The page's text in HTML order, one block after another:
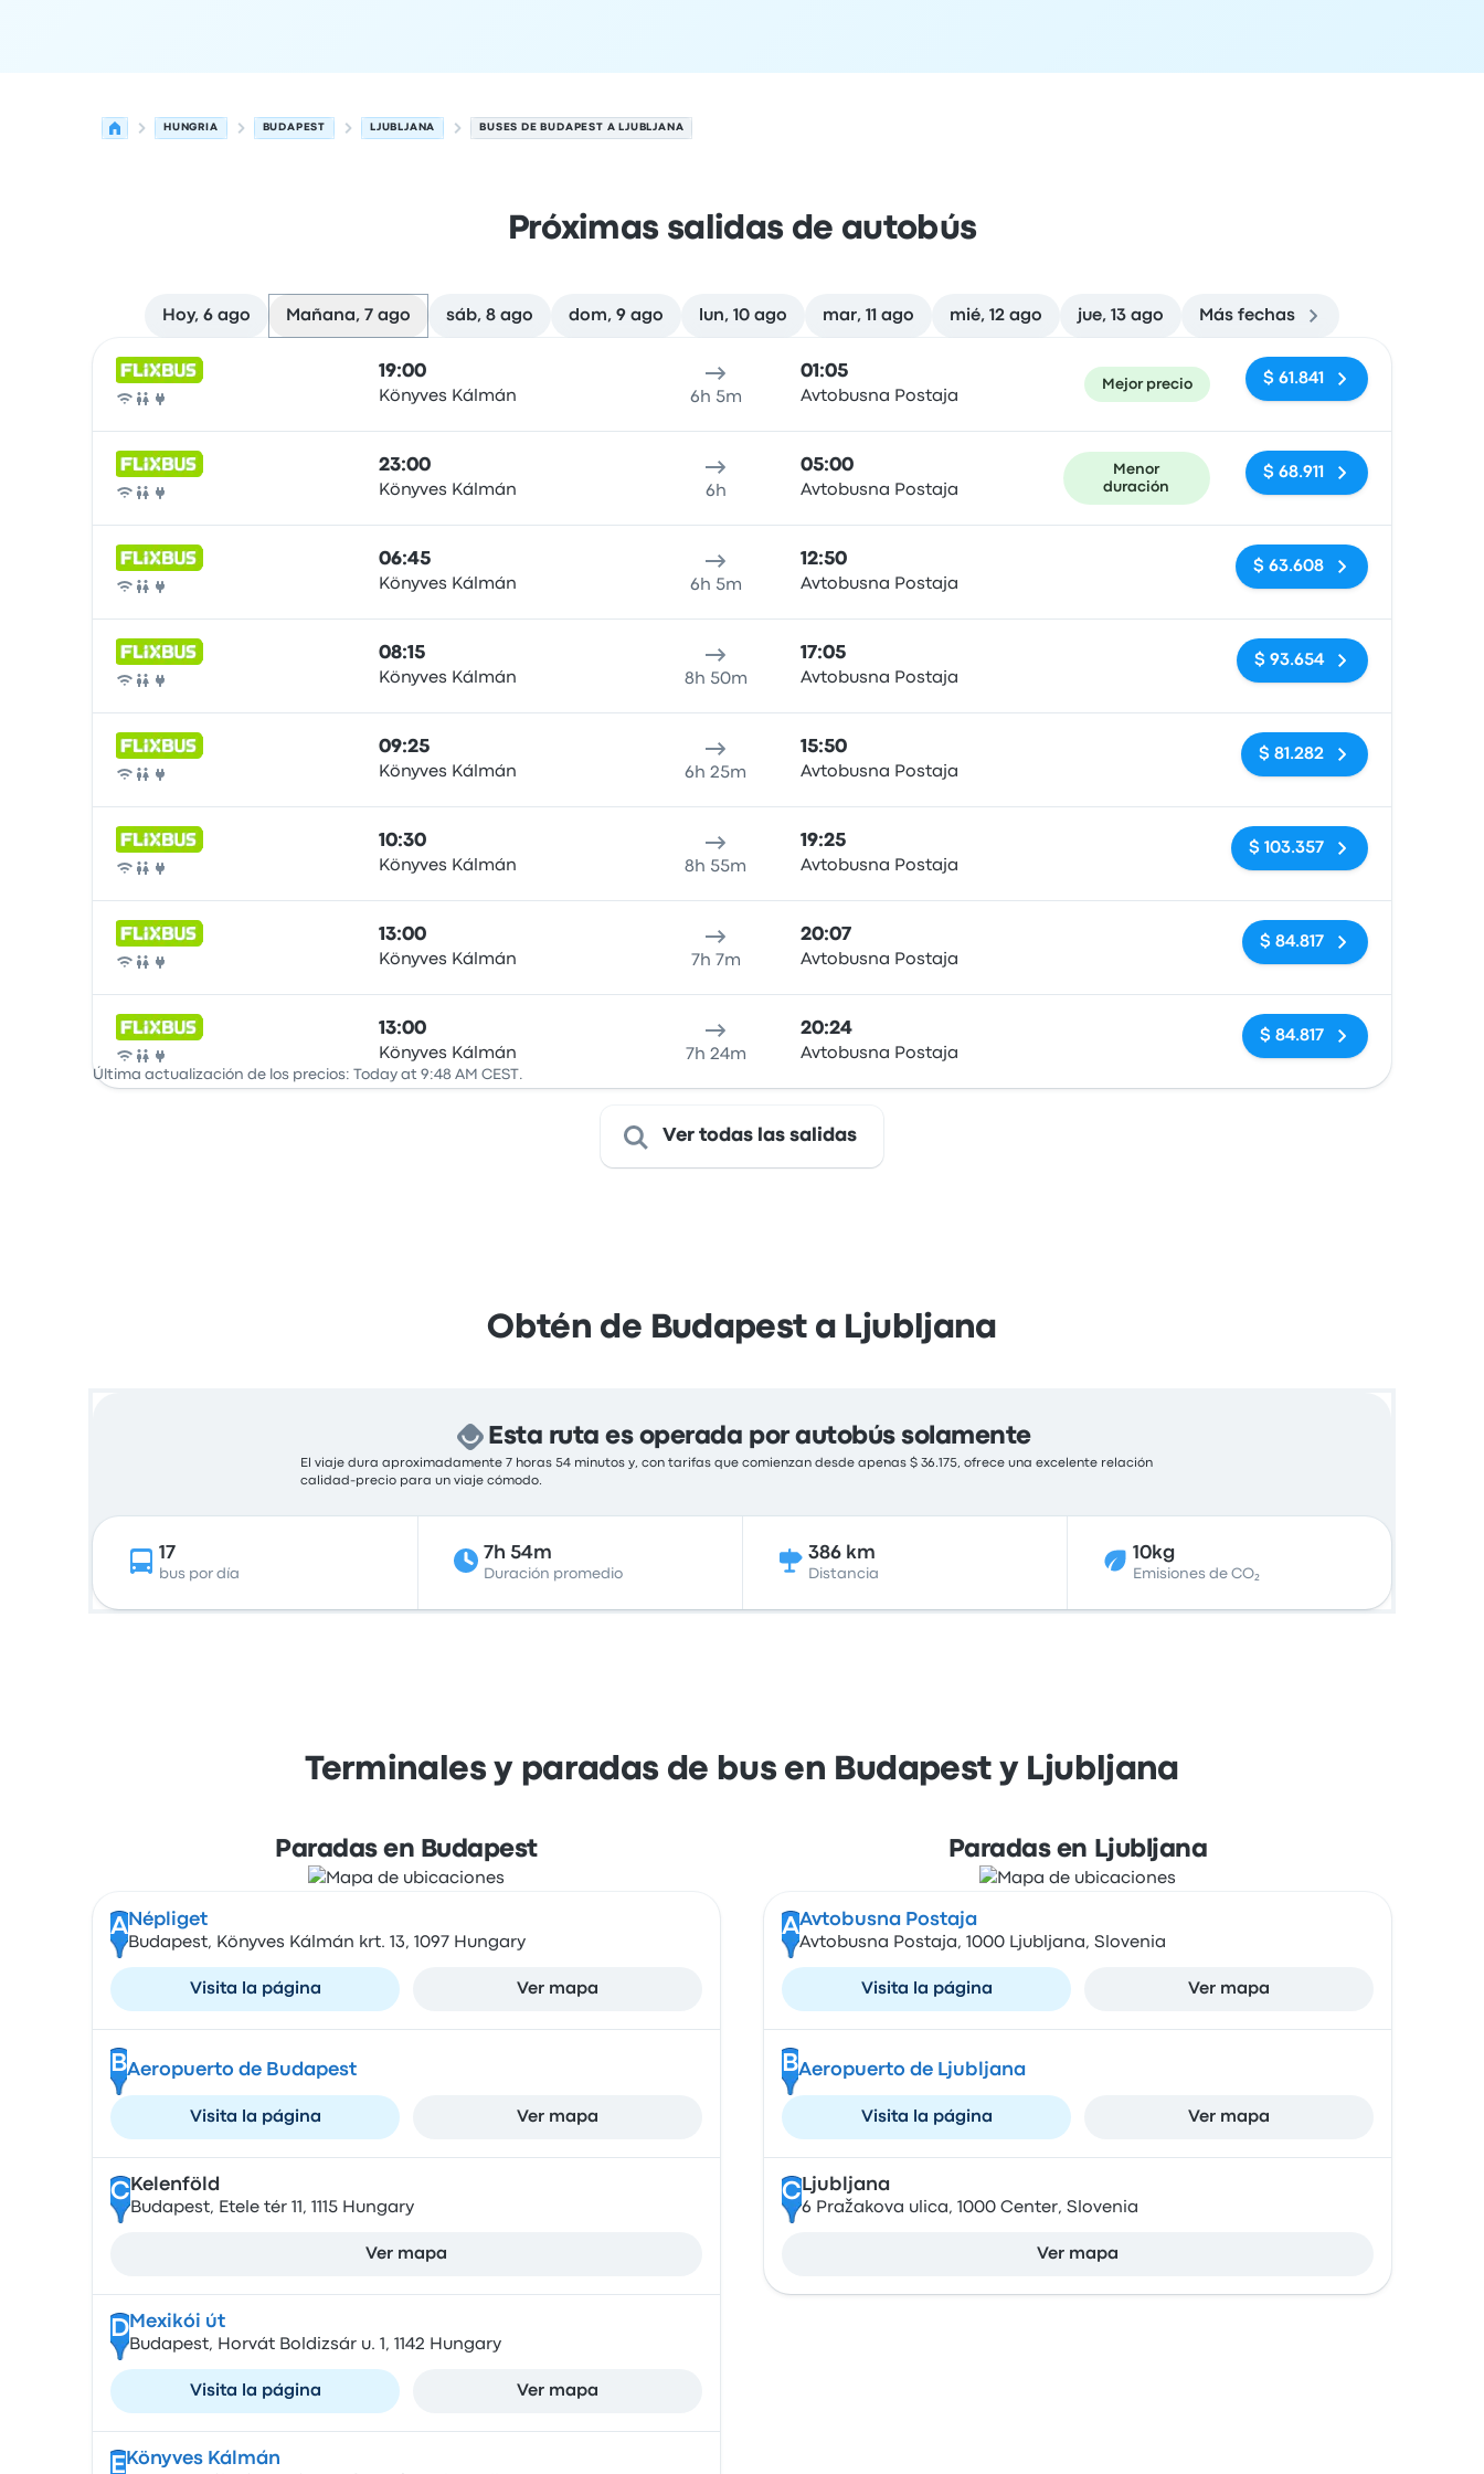
HUNGRIA BUDAPEST LJUBLJANA BUSES DE BUDAPEST A LJUBLJANA
Próximas salidas de autobús
Hoy, 6 ago Mañana, 7 ago sáb, 8 ago dom, 9 ago lun, 10 ago mar, 11 ago mié, 12 ago jue, 13 ago Más fechas
Autobús
19:00
Könyves Kálmán 6h 5m
01:05
Avtobusna Postaja
Mejor precio $ 61.841
Autobús
23:00
Könyves Kálmán 6h
05:00
Avtobusna Postaja
Menor
duración
$ 68.911
Autobús
06:45
Könyves Kálmán 6h 5m
12:50
Avtobusna Postaja
Sin etiquetas
$ 63.608
Autobús
08:15
Könyves Kálmán 8h 50m
17:05
Avtobusna Postaja
Sin etiquetas
$ 93.654
Autobús
09:25
Könyves Kálmán 6h 25m
15:50
Avtobusna Postaja
Sin etiquetas
$ 81.282
Autobús
10:30
Könyves Kálmán 8h 55m
19:25
Avtobusna Postaja
Sin etiquetas
$ 103.357
Autobús
13:00
Könyves Kálmán 7h 7m
20:07
Avtobusna Postaja
Sin etiquetas
$ 84.817
Autobús
13:00
Könyves Kálmán 7h 24m
20:24
Avtobusna Postaja
Sin etiquetas
$ 84.817
Última actualización de los precios: Today at 9:48 AM CEST.
Ver todas las salidas
Obtén de Budapest a Ljubljana
Esta ruta es operada por autobús solamente
El viaje dura aproximadamente 7 horas 54 minutos y, con tarifas que comienzan desde apenas $ 36.175, ofrece una excelente relación
calidad-precio para un viaje cómodo.
17
bus por día
7h 54m
Duración promedio
386 km
Distancia
10kg
Emisiones de CO₂
Terminales y paradas de bus en Budapest y Ljubljana
Paradas en Budapest
A Népliget
Budapest, Könyves Kálmán krt. 13, 1097 Hungary
Visita la página Ver mapa
BAeropuerto de Budapest
Visita la página Ver mapa
CKelenföld
Budapest, Etele tér 11, 1115 Hungary
Ver mapa
DMexikói út
Budapest, Horvát Boldizsár u. 1, 1142 Hungary
Visita la página Ver mapa
E Könyves Kálmán
Paradas en Ljubljana
AAvtobusna Postaja
Avtobusna Postaja, 1000 Ljubljana, Slovenia
Visita la página Ver mapa
BAeropuerto de Ljubljana
Visita la página Ver mapa
CLjubljana
6 Pražakova ulica, 1000 Center, Slovenia
Ver mapa